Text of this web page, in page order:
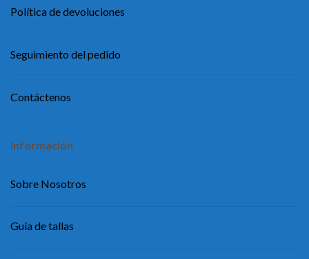
Política de devoluciones
Seguimiento del pedido
Contáctenos
Información
Sobre Nosotros
Guía de tallas